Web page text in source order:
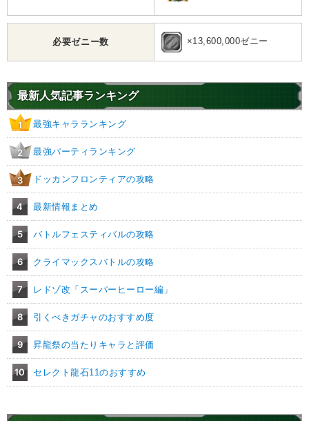
必要ゼニー数 ×13,600,000ゼニー
最新人気記事ランキング
1 最強キャラランキング
2 最強パーティランキング
3 ドッカンフロンティアの攻略
4 最新情報まとめ
5 バトルフェスティバルの攻略
6 クライマックスバトルの攻略
7 レドゾ改「スーパーヒーロー編」
8 引くべきガチャのおすすめ度
9 昇龍祭の当たりキャラと評価
10 セレクト龍石11のおすすめ